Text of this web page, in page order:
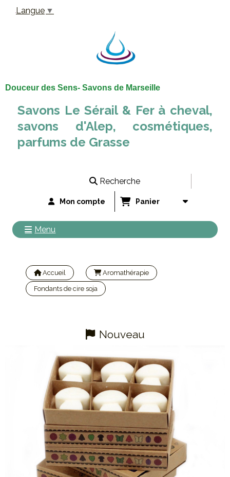
Douceur des Sens- Savons de Marseille
Savons Le Sérail & Fer à cheval,
savons d'Alep, cosmétiques,
parfums de Grasse
Recherche
Mon compte Panier
Menu
Accueil Aromathérapie
Fondants de cire soja
Nouveau
Langue ▼